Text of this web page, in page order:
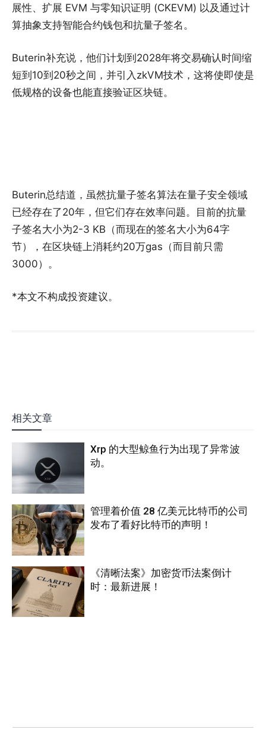
展性、扩展 EVM 与零知识证明 (CKEVM) 以及通过计
算抽象支持智能合约钱包和抗量子签名。
Buterin补充说，他们计划到2028年将交易确认时间缩
短到10到20秒之间，并引入zkVM技术，这将使即使是
低规格的设备也能直接验证区块链。
Buterin总结道，虽然抗量子签名算法在量子安全领域
已经存在了20年，但它们存在效率问题。目前的抗量
子签名大小为2-3 KB（而现在的签名大小为64字
节），在区块链上消耗约20万gas（而目前只需
3000）。
*本文不构成投资建议。
相关文章
Xrp 的大型鲸鱼行为出现了异常波
动。
管理着价值 28 亿美元比特币的公司
发布了看好比特币的声明！
《清晰法案》加密货币法案倒计
时：最新进展！